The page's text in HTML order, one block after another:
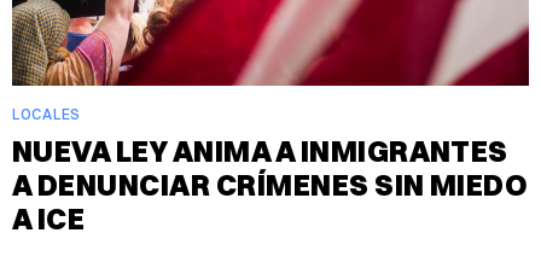
LOCALES
NUEVA LEY ANIMA A INMIGRANTES
A DENUNCIAR CRÍMENES SIN MIEDO
A ICE